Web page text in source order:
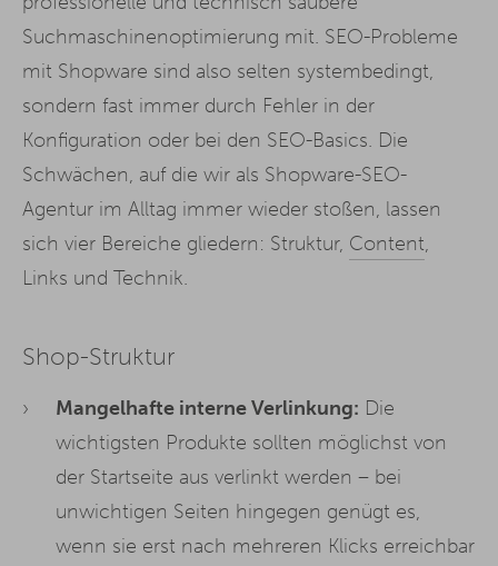
Suchmaschinenoptimierung mit. SEO-Probleme
mit Shopware sind also selten systembedingt,
sondern fast immer durch Fehler in der
Konfiguration oder bei den SEO-Basics. Die
Schwächen, auf die wir als Shopware-SEO-
Agentur im Alltag immer wieder stoßen, lassen
sich vier Bereiche gliedern: Struktur, Content,
Links und Technik.
Shop-Struktur
Mangelhafte interne Verlinkung: Die
wichtigsten Produkte sollten möglichst von
der Startseite aus verlinkt werden – bei
unwichtigen Seiten hingegen genügt es,
wenn sie erst nach mehreren Klicks erreichbar